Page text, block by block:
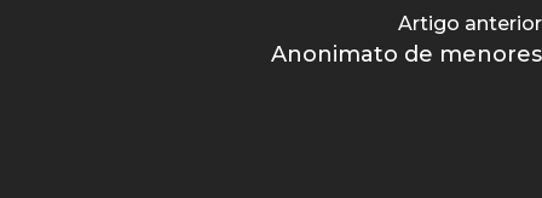
Artigo anterior
Anonimato de menores